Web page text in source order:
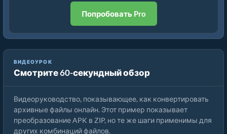
Попробовать Pro
ВИДЕОУРОК
Смотрите 60-секундный обзор
Как конвертировать архивные файлы с помощью ezyZip
Видеоруководство, показывающее, как конвертировать
архивные файлы онлайн. Этот пример показывает
преобразование APK в ZIP, но те же шаги применимы для
других комбинаций файлов.